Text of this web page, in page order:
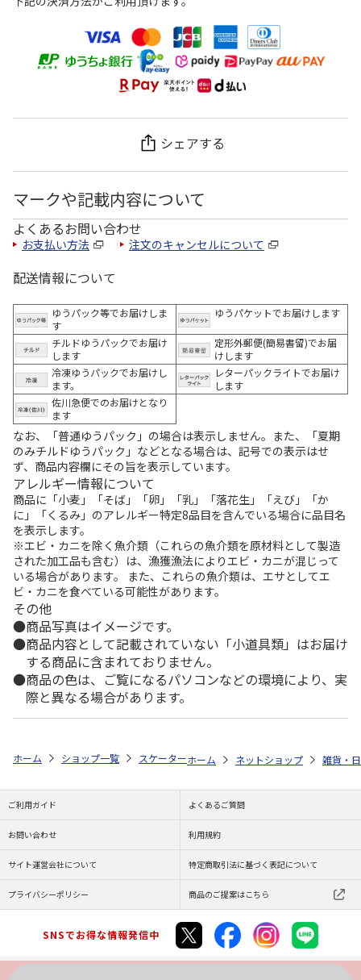
シェアする
マークや記載内容について
よくあるお問い合わせ
お支払い方法 注文のキャンセルについて
配送情報について
ゆうパック等でお届けしま
す
ゆうパケットでお届けします
チルドゆうパックでお届け
します
定形外郵便(簡易書留)でお届
けします
冷凍ゆうパックでお届けし
ます。
レターパックライトでお届け
します
佐川急便でのお届けとなり
ます
なお、「普通ゆうパック」の場合は表示しません。また、「夏期
のみチルドゆうパック」などとなる場合は、記号での表示はせ
ず、商品内容欄にその旨を表示しています。
アレルギー情報について
商品に「小麦」「そば」「卵」「乳」「落花生」「えび」「か
に」「くるみ」のアレルギー特定8品目を含んでいる場合に品目名
を表示します。
※エビ・カニを除く魚介類（これらの魚介類を原材料として製造
された加工品も含む）は、漁獲漁法によりエビ・カニが混じって
いる場合があります。 また、これらの魚介類は、エサとしてエ
ビ・カニを食べている可能性があります。
その他
商品写真はイメージです。
商品内容として記載されていない「小道具類」はお届け
する商品に含まれておりません。
商品の色は、ご覧になるパソコンなどの環境により、実
際と異なる場合があります。
ホーム ショップ一覧 スケーター メラミン製ボウル ピーターラビッ
ホーム ネットショップ 雑貨・
ご利用ガイド よくあるご質問
お問い合わせ 利用規約
サイト運営会社について 特定商取引法に基づく表記について
プライバシーポリシー 商品のご提案はこちら
SNSでお得な情報発信中